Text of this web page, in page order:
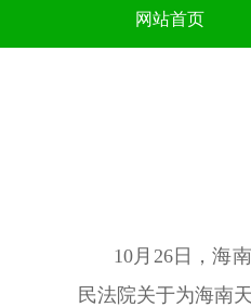
网站首页
10月26日，海
民法院关于为海南